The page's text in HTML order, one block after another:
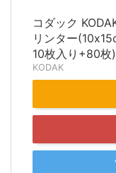
コダック
リンター
10枚入り+80枚)
KODAK